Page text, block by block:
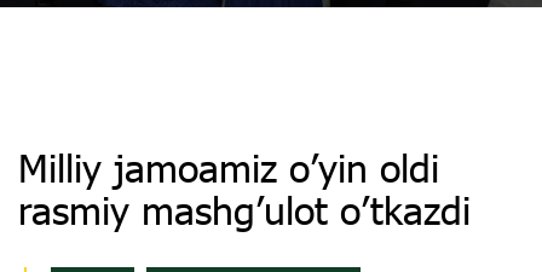
Milliy jamoamiz o’yin oldi
rasmiy mashg’ulot o’tkazdi